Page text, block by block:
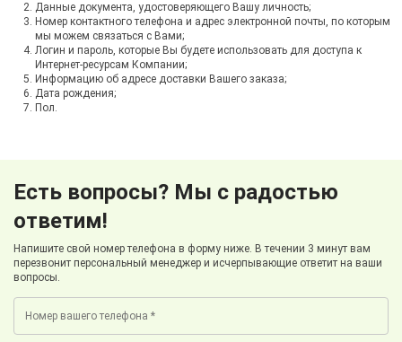
Данные документа, удостоверяющего Вашу личность;
Номер контактного телефона и адрес электронной почты, по которым
мы можем связаться с Вами;
Логин и пароль, которые Вы будете использовать для доступа к
Интернет-ресурсам Компании;
Информацию об адресе доставки Вашего заказа;
Дата рождения;
Пол.
Есть вопросы? Мы с радостью
ответим!
Напишите свой номер телефона в форму ниже. В течении 3 минут вам
перезвонит персональный менеджер и исчерпывающие ответит на ваши
вопросы.